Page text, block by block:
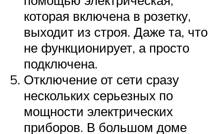
которая включена в розетку,
выходит из строя. Даже та, что
не функционирует, а просто
подключена.
Отключение от сети сразу
нескольких серьезных по
мощности электрических
приборов. В большом доме